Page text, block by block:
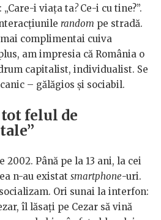
„Care-i viața ta? Ce-i cu tine?”.
random pe stradă.
complimentai cuiva
am impresia că România o
capitalist, individualist. Se
– gălăgios și sociabil.
felul de
2002. Până pe la 13 ani, la cei
n-au existat smartphone-uri.
Ori sunai la interfon:
îl lăsați pe Cezar să vină